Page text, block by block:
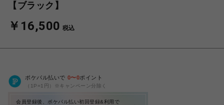
【ブラック】
￥16,500 税込
ポケパル払いで 0〜0ポイント
（1P=1円）※キャンペーン分除く
会員登録後、ポケパル払い初回登録&利用で